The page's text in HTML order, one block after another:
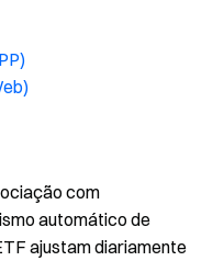
com
automático de
ajustam diariamente